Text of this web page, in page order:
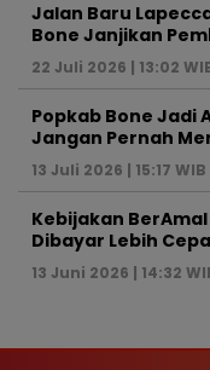
Jalan Baru
Bone Janjikan
22 Juli 2026 | 13:02
Popkab Bone Jadi
Jangan Pernah
13 Juli 2026 | 15:17 WIB
Kebijakan BerAmal
Dibayar Lebih
13 Juni 2026 | 14:32